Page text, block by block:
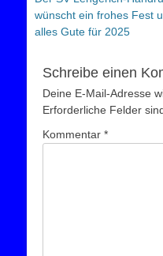
Beitrag:
wünscht ein frohes Fest
alles Gute für 2025
Schreibe einen
Deine E-Mail-Adresse
Erforderliche Felder
Kommentar *